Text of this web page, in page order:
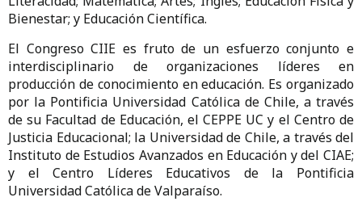
Bienestar; y Educación Científica.
El Congreso CIIE es fruto de un esfuerzo conjunto e
interdisciplinario de organizaciones líderes en
producción de conocimiento en educación. Es organizado
por la Pontificia Universidad Católica de Chile, a través
de su Facultad de Educación, el CEPPE UC y el Centro de
Justicia Educacional; la Universidad de Chile, a través del
Instituto de Estudios Avanzados en Educación y del CIAE;
y el Centro Líderes Educativos de la Pontificia
Universidad Católica de Valparaíso.